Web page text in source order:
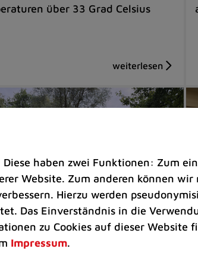
über 33 Grad Celsius
Diese haben zwei Funktionen: Zum
Website. Zum anderen können wir
Hierzu werden
Das Einverständnis in die
zu Cookies auf dieser Website
Impressum.